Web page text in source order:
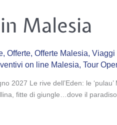
Malesia
, Offerte, Offerte Malesia, Viaggi
on line Malesia, Tour
2027 Le rive dell’Eden: le
fitte di giungle…dove il